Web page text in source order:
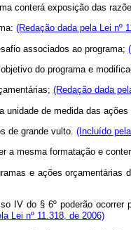
conterá exposição das
(Redação dada pela Lei nº
associados ao programa;
do programa e
(Redação dada
unidade de medida das
de grande vulto. (Incluído
a mesma formatação e
e ações
IV do § 6º poderão
Lei nº 11.318, de 2006)